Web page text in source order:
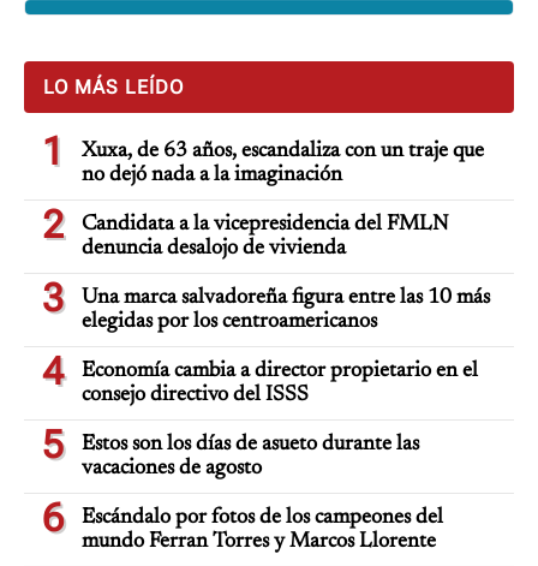
LO MÁS LEÍDO
1
Xuxa, de 63 años, escandaliza con un traje que
no dejó nada a la imaginación
2
Candidata a la vicepresidencia del FMLN
denuncia desalojo de vivienda
3
Una marca salvadoreña figura entre las 10 más
elegidas por los centroamericanos
4
Economía cambia a director propietario en el
consejo directivo del ISSS
5
Estos son los días de asueto durante las
vacaciones de agosto
6
Escándalo por fotos de los campeones del
mundo Ferran Torres y Marcos Llorente